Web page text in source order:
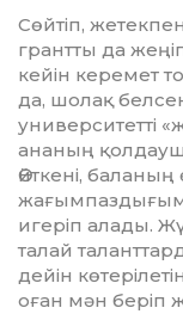
Сөйтіп,
грантты да
кейін керемет
да, шолақ
универ­си­тетті
ананың
Өйткені,
игеріп алады.
талай
дейін
оған мән беріп